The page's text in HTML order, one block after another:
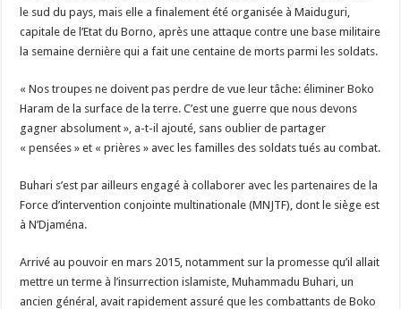
le sud du pays, mais elle a finalement été organisée à Maiduguri,
capitale de l’Etat du Borno, après une attaque contre une base militaire
la semaine dernière qui a fait une centaine de morts parmi les soldats.
« Nos troupes ne doivent pas perdre de vue leur tâche: éliminer Boko
Haram de la surface de la terre. C’est une guerre que nous devons
gagner absolument », a-t-il ajouté, sans oublier de partager
« pensées » et « prières » avec les familles des soldats tués au combat.
Buhari s’est par ailleurs engagé à collaborer avec les partenaires de la
Force d’intervention conjointe multinationale (MNJTF), dont le siège est
à N’Djaména.
Arrivé au pouvoir en mars 2015, notamment sur la promesse qu’il allait
mettre un terme à l’insurrection islamiste, Muhammadu Buhari, un
ancien général, avait rapidement assuré que les combattants de Boko